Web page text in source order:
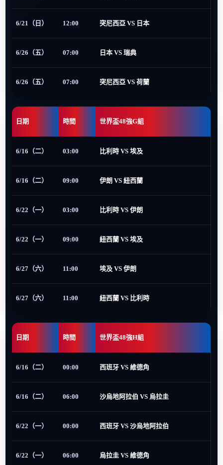
6/21（日） 12:00 突尼西亞 VS 日本
6/26（五） 07:00 日本 VS 瑞典
6/26（五） 07:00 突尼西亞 VS 荷蘭
日期 時間 世界盃48強G組
6/16（二） 03:00 比利時 VS 埃及
6/16（二） 09:00 伊朗 VS 紐西蘭
6/22（一） 03:00 比利時 VS 伊朗
6/22（一） 09:00 紐西蘭 VS 埃及
6/27（六） 11:00 埃及 VS 伊朗
6/27（六） 11:00 紐西蘭 VS 比利時
日期 時間 世界盃48強H組
6/16（二） 00:00 西班牙 VS 維德角
6/16（二） 06:00 沙烏地阿拉伯 VS 烏拉圭
6/22（一） 00:00 西班牙 VS 沙烏地阿拉伯
6/22（一） 06:00 烏拉圭 VS 維德角